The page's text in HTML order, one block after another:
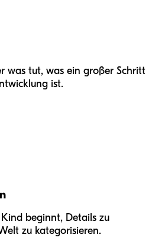
was tut, was ein großer Schritt
ist.
beginnt, Details zu
zu kategorisieren.